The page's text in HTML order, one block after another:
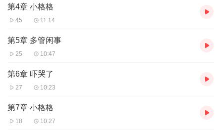
第4章 小格格
45 11:14
第5章 多管闲事
25 10:47
第6章 吓哭了
27 10:23
第7章 小格格
18 10:27